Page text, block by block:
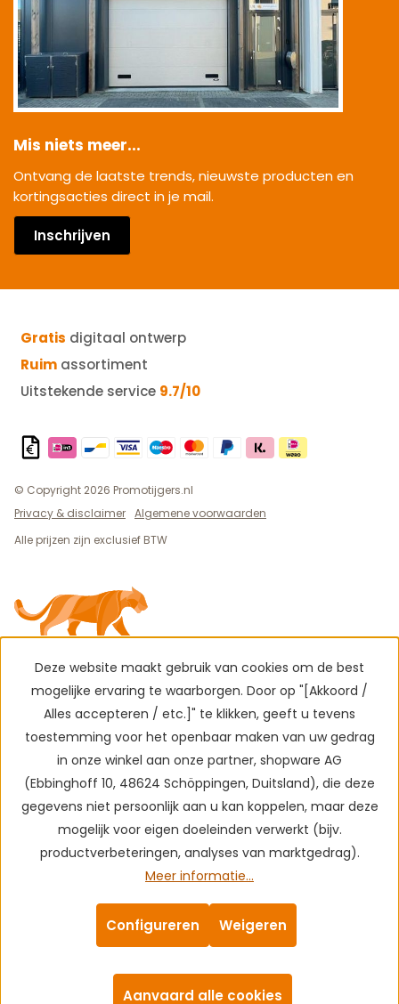
Mis niets meer...
Ontvang de laatste trends, nieuwste producten en
kortingsacties direct in je mail.
Inschrijven
Gratis digitaal ontwerp
Ruim assortiment
Uitstekende service 9.7/10
© Copyright 2026 Promotijgers.nl
Privacy & disclaimer Algemene voorwaarden
Alle prijzen zijn exclusief BTW
Deze website maakt gebruik van cookies om de best
mogelijke ervaring te waarborgen. Door op "[Akkoord /
Alles accepteren / etc.]" te klikken, geeft u tevens
toestemming voor het openbaar maken van uw gedrag
in onze winkel aan onze partner, shopware AG
(Ebbinghoff 10, 48624 Schöppingen, Duitsland), die deze
gegevens niet persoonlijk aan u kan koppelen, maar deze
mogelijk voor eigen doeleinden verwerkt (bijv.
productverbeteringen, analyses van marktgedrag).
Meer informatie...
Weigeren
Configureren
Aanvaard alle cookies